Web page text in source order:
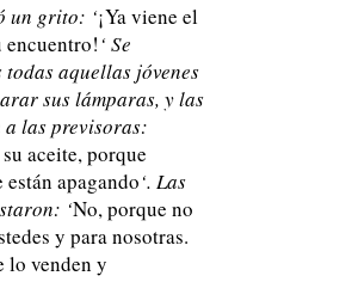
un grito: ‘¡Ya viene el
encuentro! ‘ Se
aquellas jóvenes
sus lámparas, y las
las previsoras:
aceite, porque
están apagando‘. Las
‘No, porque no
y para nosotras.
lo venden y